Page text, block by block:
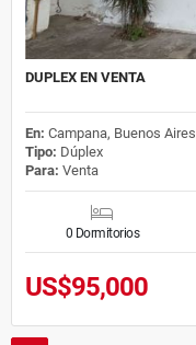
DUPLEX EN VENTA
En: Campana, Buenos Aires
Tipo: Dúplex
Para: Venta
0 Dormitorios
US$95,000